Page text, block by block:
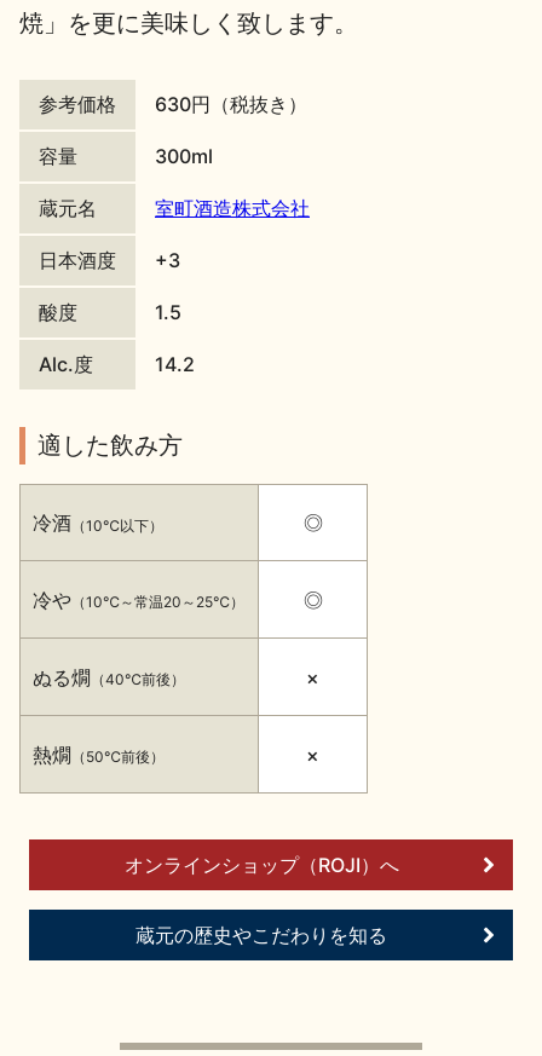
地酒川柳 地酒小説
日本酒の楽しみ方特集
地酒・イベント情報
イベント情報TOP 新商品・おすすめ商品
季節の商品 イベント情報
地酒蔵元会とは
焼」を更に美味しく致します。
参考価格 630円（税抜き）
容量 300ml
蔵元名 室町酒造株式会社
日本酒度 +3
酸度 1.5
Alc.度 14.2
適した飲み方
冷酒 （10℃以下）
冷や （10℃～常温20～25℃）
ぬる燗 （40℃前後）
熱燗 （50℃前後）
◎
◎
×
×
オンラインショップ（ROJI）へ
蔵元の歴史やこだわりを知る